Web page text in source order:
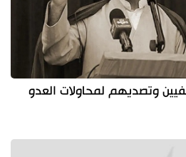
وتصديهم لمحاولات العدو